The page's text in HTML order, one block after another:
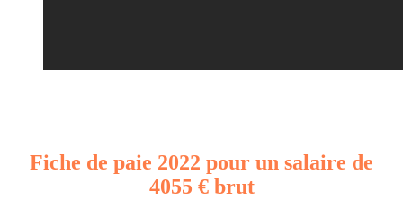
Fiche de paie 2022 pour un salaire de
4055 € brut